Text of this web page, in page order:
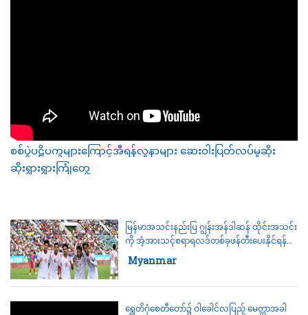
စစ်ပွဲပဋိပက္ခများကြောင့်အီရန်လူနာများ ဆေးဝါးပြတ်လပ်မှုဆိုး
ဆိုးရွားရွားကြုံတွေ့
မြန်မာအသင်းနည်းပြ ဂျွန်းအန်ဒါဆန် ထိုင်းအသင်း
ကို အံ့အားသင့်စရာရလဒ်တစ်ခုဖန်တီးပေးနိုင်ရန်
မျှော်လင့်နေ
Category:
Myanmar
ရွှေတိဂုံစေတီတော်၌ ဝါခေါင်လပြည့် မေတ္တာအခါ